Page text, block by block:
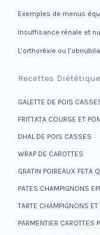
Exemples de menus
Insuffisance rénale et
L’orthoréxie ou
Recettes
GALETTE DE POIS
FRITTATA COURGE ET
DHAL DE POIS CASSES
WRAP DE CAROTTES
GRATIN POIREAUX FETA
PATES CHAMPIGNONS
TARTE CHAMPIGNONS ET
PARMENTIER CAROTTES